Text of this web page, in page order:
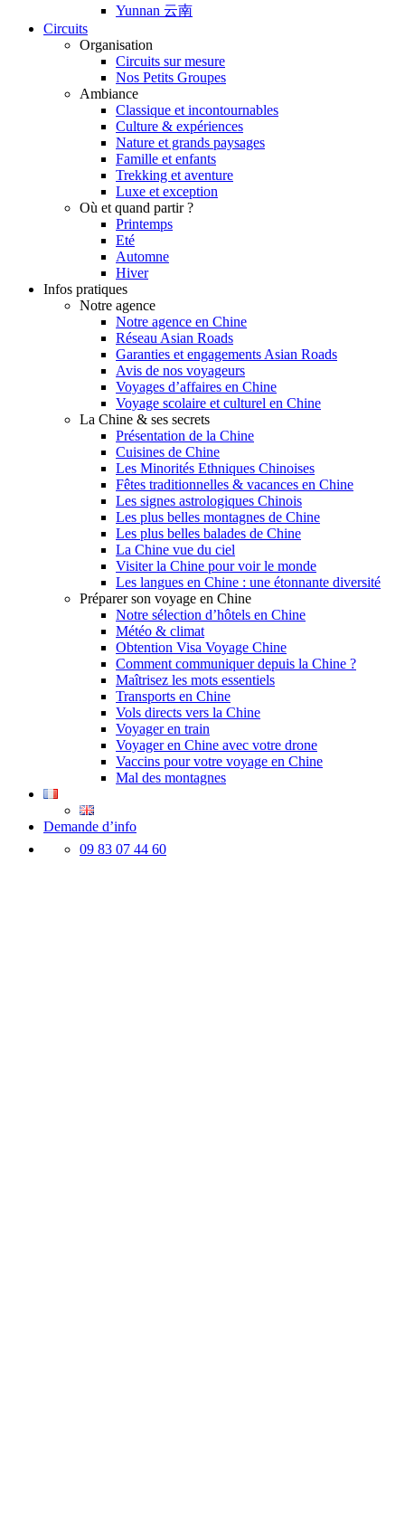
Yunnan 云南
Circuits
Organisation
Circuits sur mesure
Nos Petits Groupes
Ambiance
Classique et incontournables
Culture & expériences
Nature et grands paysages
Famille et enfants
Trekking et aventure
Luxe et exception
Où et quand partir ?
Printemps
Eté
Automne
Hiver
Infos pratiques
Notre agence
Notre agence en Chine
Réseau Asian Roads
Garanties et engagements Asian Roads
Avis de nos voyageurs
Voyages d’affaires en Chine
Voyage scolaire et culturel en Chine
La Chine & ses secrets
Présentation de la Chine
Cuisines de Chine
Les Minorités Ethniques Chinoises
Fêtes traditionnelles & vacances en Chine
Les signes astrologiques Chinois
Les plus belles montagnes de Chine
Les plus belles balades de Chine
La Chine vue du ciel
Visiter la Chine pour voir le monde
Les langues en Chine : une étonnante diversité
Préparer son voyage en Chine
Notre sélection d’hôtels en Chine
Météo & climat
Obtention Visa Voyage Chine
Comment communiquer depuis la Chine ?
Maîtrisez les mots essentiels
Transports en Chine
Vols directs vers la Chine
Voyager en train
Voyager en Chine avec votre drone
Vaccins pour votre voyage en Chine
Mal des montagnes
Demande d’info
09 83 07 44 60